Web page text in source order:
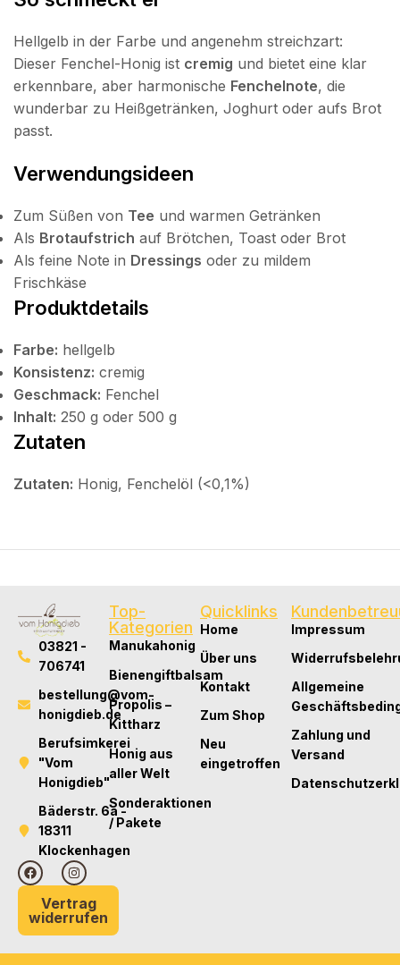
Hellgelb in der Farbe und angenehm streichzart:
Dieser Fenchel-Honig ist cremig und bietet eine klar
erkennbare, aber harmonische Fenchelnote, die
wunderbar zu Heißgetränken, Joghurt oder aufs Brot
passt.
Verwendungsideen
Zum Süßen von Tee und warmen Getränken
Als Brotaufstrich auf Brötchen, Toast oder Brot
Als feine Note in Dressings oder zu mildem
Frischkäse
Produktdetails
Farbe: hellgelb
Konsistenz: cremig
Geschmack: Fenchel
Inhalt: 250 g oder 500 g
Zutaten
Zutaten: Honig, Fenchelöl (<0,1%)
03821 -
706741
bestellung@vom-
honigdieb.de
Berufsimkerei
"Vom
Honigdieb"
Bäderstr. 6a -
18311
Klockenhagen
Vertrag
widerrufen
Top-
Kategorien
Manukahonig
Bienengiftbalsam
Propolis –
Kittharz
Honig aus
aller Welt
Sonderaktionen
/ Pakete
Quicklinks
Home
Über uns
Kontakt
Zum Shop
Neu
eingetroffen
Impressum
Allgemeine
Zahlung und
Versand